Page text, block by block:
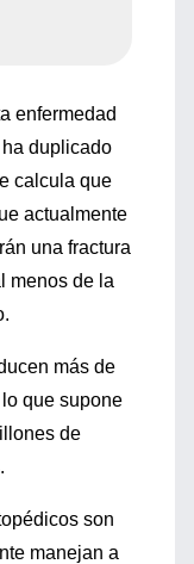
enfermedad
duplicado
calcula que
actualmente
una fractura
menos de la
más de
que supone
de
son
manejan a